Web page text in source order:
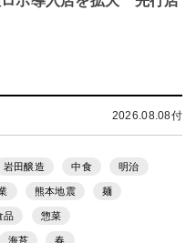
2026.08.08付
岩田醸造 中食 明治
熊本地震 麺
品 惣菜
海苔 春